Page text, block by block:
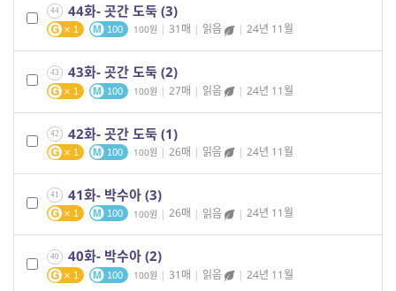
44 44화- 곳간 도둑 (3)
1 100 100 | 31매 | 읽음 | 24년 11월
43 43화- 곳간 도둑 (2)
1 100 100 | 27매 | 읽음 | 24년 11월
42 42화- 곳간 도둑 (1)
1 100 100 | 26매 | 읽음 | 24년 11월
41 41화- 박수아 (3)
1 100 100 | 26매 | 읽음 | 24년 11월
40 40화- 박수아 (2)
1 100 100 | 31매 | 읽음 | 24년 11월